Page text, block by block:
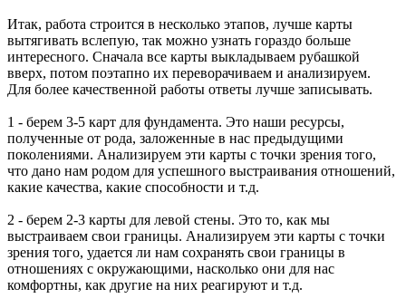
Итак, работа строится в несколько этапов, лучше карты
вытягивать вслепую, так можно узнать гораздо больше
интересного. Сначала все карты выкладываем рубашкой
вверх, потом поэтапно их переворачиваем и анализируем.
Для более качественной работы ответы лучше записывать.
1 - берем 3-5 карт для фундамента. Это наши ресурсы,
полученные от рода, заложенные в нас предыдущими
поколениями. Анализируем эти карты с точки зрения того,
что дано нам родом для успешного выстраивания отношений,
какие качества, какие способности и т.д.
2 - берем 2-3 карты для левой стены. Это то, как мы
выстраиваем свои границы. Анализируем эти карты с точки
зрения того, удается ли нам сохранять свои границы в
отношениях с окружающими, насколько они для нас
комфортны, как другие на них реагируют и т.д.